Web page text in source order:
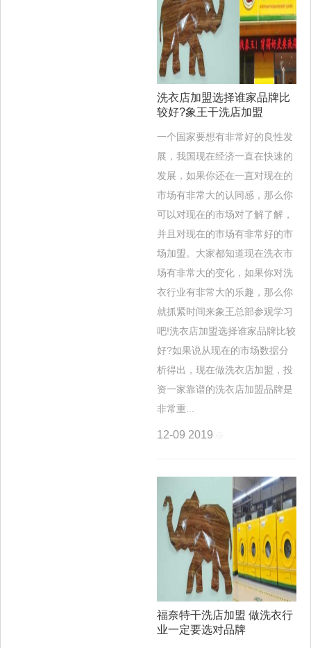
洗衣店加盟选择谁家品牌比
较好?象王干洗店加盟
一个国家要想有非常好的良性发
展，我国现在经济一直在快速的
发展，如果你还在一直对现在的
市场有非常大的认同感，那么你
可以对现在的市场对了解了解，
并且对现在的市场有非常好的市
场加盟。大家都知道现在洗衣市
场有非常大的变化，如果你对洗
衣行业有非常大的乐趣，那么你
就抓紧时间来象王总部参观学习
吧!洗衣店加盟选择谁家品牌比较
好?如果说从现在的市场数据分
析得出，现在做洗衣店加盟，投
资一家靠谱的洗衣店加盟品牌是
非常重...
12-09 2019
福奈特干洗店加盟 做洗衣行
业一定要选对品牌